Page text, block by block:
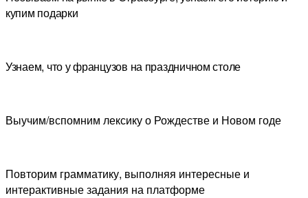
купим подарки
Узнаем, что у французов на праздничном столе
Выучим/вспомним лексику о Рождестве и Новом годе
Повторим грамматику, выполняя интересные и
интерактивные задания на платформе